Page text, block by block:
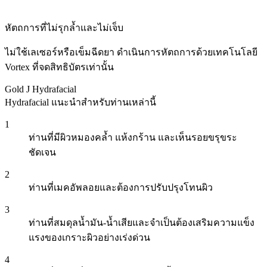
หัตถการที่ไม่รุกล้ำและไม่เจ็บ
ไม่ใช้เลเซอร์หรือเข็มฉีดยา ดำเนินการหัตถการด้วยเทคโนโลยี
Vortex ที่จดสิทธิบัตรเท่านั้น
Gold J Hydrafacial
Hydrafacial แนะนำสำหรับท่านเหล่านี้
1
ท่านที่มีผิวหมองคล้ำ แห้งกร้าน และเห็นรอยขรุขระ
ชัดเจน
2
ท่านที่เมคอัพลอยและต้องการปรับปรุงโทนผิว
3
ท่านที่สมดุลน้ำมัน-น้ำเสียและจำเป็นต้องเสริมความแข็ง
แรงของเกราะผิวอย่างเร่งด่วน
4